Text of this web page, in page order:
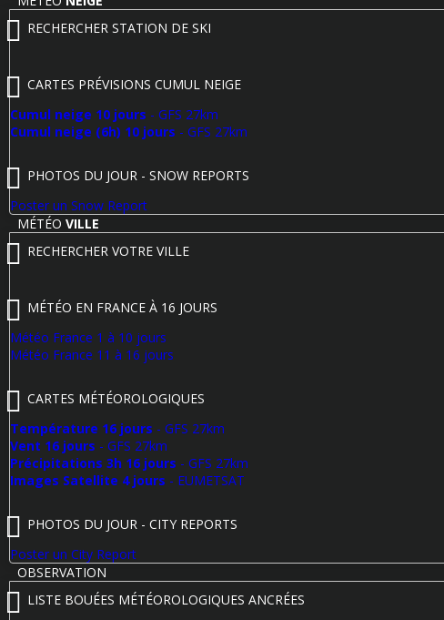
RECHERCHER STATION DE SKI
CARTES PRÉVISIONS CUMUL NEIGE
Cumul neige 10 jours - GFS 27km
Cumul neige (6h) 10 jours - GFS 27km
PHOTOS DU JOUR - SNOW REPORTS
Poster un Snow Report
MÉTÉO VILLE
RECHERCHER VOTRE VILLE
MÉTÉO EN FRANCE À 16 JOURS
Météo France 1 à 10 jours
Météo France 11 à 16 jours
CARTES MÉTÉOROLOGIQUES
Température 16 jours - GFS 27km
Vent 16 jours - GFS 27km
Précipitations 3h 16 jours - GFS 27km
Images Satellite 4 jours - EUMETSAT
PHOTOS DU JOUR - CITY REPORTS
Poster un City Report
OBSERVATION
LISTE BOUÉES MÉTÉOROLOGIQUES ANCRÉES